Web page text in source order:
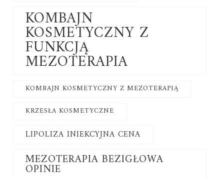
KOMBAJN
KOSMETYCZNY Z
FUNKCJĄ
MEZOTERAPIA
KOMBAJN KOSMETYCZNY Z MEZOTERAPIĄ
KRZESŁA KOSMETYCZNE
LIPOLIZA INIEKCYJNA CENA
MEZOTERAPIA BEZIGŁOWA
OPINIE